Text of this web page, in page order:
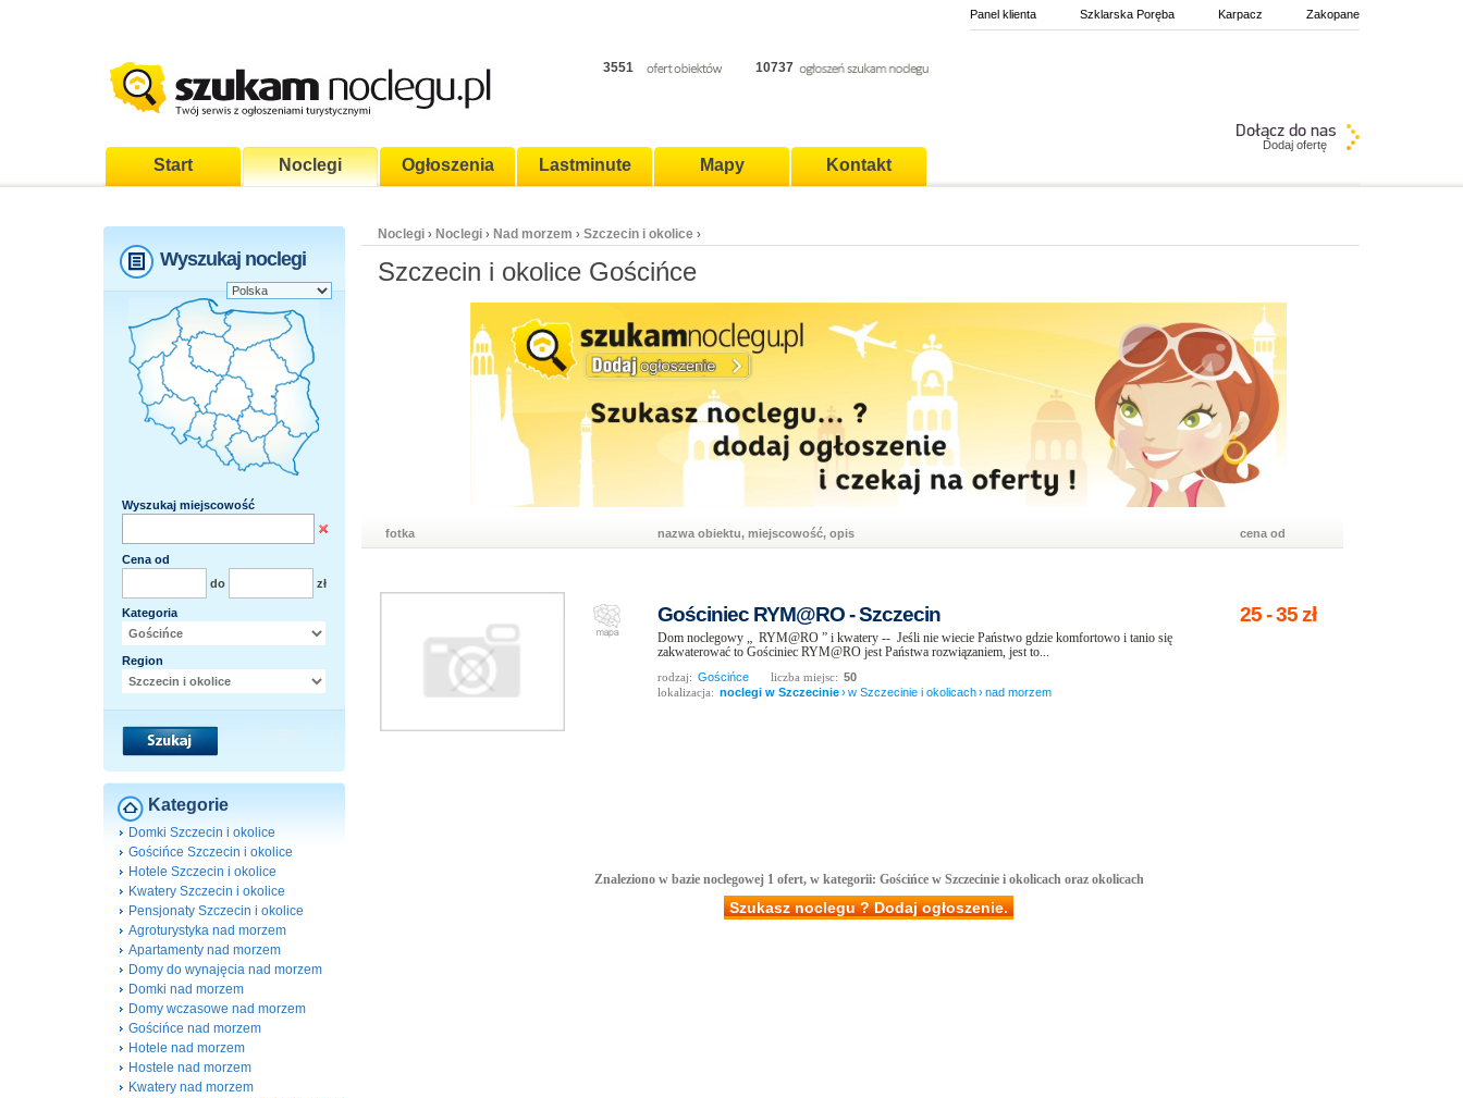
Panel klienta Szklarska Poręba Karpacz Zakopane
3551 10737
Start Noclegi Ogłoszenia Lastminute Mapy Kontakt
Dodaj ofertę
Wyszukaj noclegi
Wyszukaj miejscowość
Cena od
do
zł
Kategoria
Region
Kategorie
Domki Szczecin i okolice
Gościńce Szczecin i okolice
Hotele Szczecin i okolice
Kwatery Szczecin i okolice
Pensjonaty Szczecin i okolice
Agroturystyka nad morzem
Apartamenty nad morzem
Domy do wynajęcia nad morzem
Domki nad morzem
Domy wczasowe nad morzem
Gościńce nad morzem
Hotele nad morzem
Hostele nad morzem
Kwatery nad morzem
Noclegi › Noclegi › Nad morzem › Szczecin i okolice ›
Szczecin i okolice Gościńce
fotka nazwa obiektu, miejscowość, opis cena od
Gościniec RYM@RO - Szczecin
Dom noclegowy „ RYM@RO ” i kwatery -- Jeśli nie wiecie Państwo gdzie komfortowo i tanio się
zakwaterować to Gościniec RYM@RO jest Państwa rozwiązaniem, jest to...
rodzaj: Gościńce liczba miejsc: 50
lokalizacja: noclegi w Szczecinie›w Szczecinie i okolicach›nad morzem
25-35zł
Znaleziono w bazie noclegowej 1 ofert, w kategorii: Gościńce w Szczecinie i okolicach oraz okolicach
Szukasz noclegu ? Dodaj ogłoszenie.